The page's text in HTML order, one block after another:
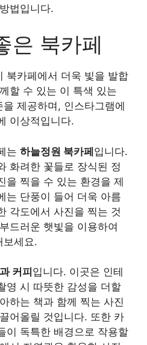
법입니다.
은 북카페
북카페에서 더욱 빛을 발합
할 수 있는 이 특색 있는
제공하며, 인스타그램에
이상적입니다.
는 하늘정원 북카페입니다.
화려한 꽃들로 장식된 정
을 찍을 수 있는 환경을 제
는 단풍이 들어 더욱 아름
각도에서 사진을 찍는 것
드러운 햇빛을 이용하여
보세요.
커피 입니다. 이곳은 인테
영 시 따뜻한 감성을 더할
하는 책과 함께 찍는 사진
어올릴 것입니다. 또한 카
이 독특한 배경으로 작용할